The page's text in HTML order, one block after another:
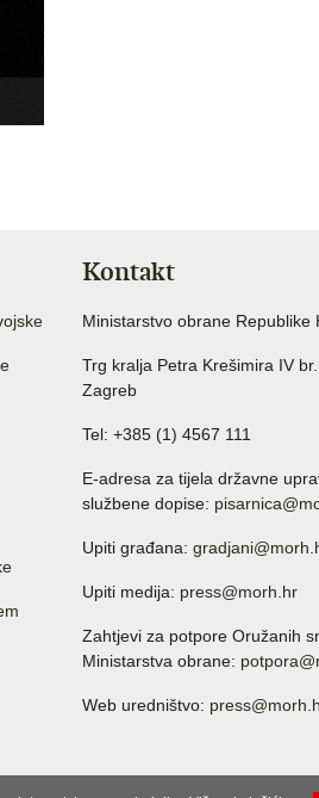
Kontakt
Ministarstvo obrane Republike
Trg kralja Petra Krešimira IV
Zagreb
Tel: +385 (1) 4567 111
E-adresa za tijela državne
službene dopise:
Upiti građana:
Upiti medija: press@morh.hr
Zahtjevi za potpore Oružanih
Ministarstva obrane:
Web uredništvo: